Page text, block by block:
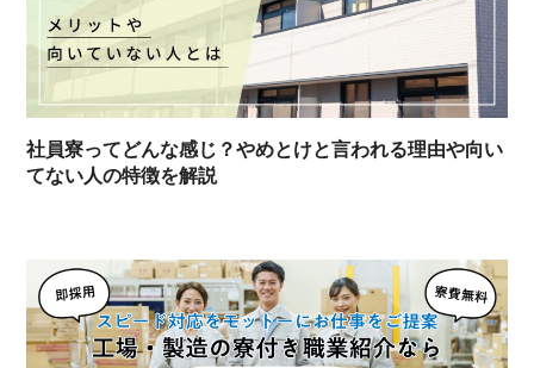
社員寮ってどんな感じ？やめとけと言われる理由や向い
てない人の特徴を解説